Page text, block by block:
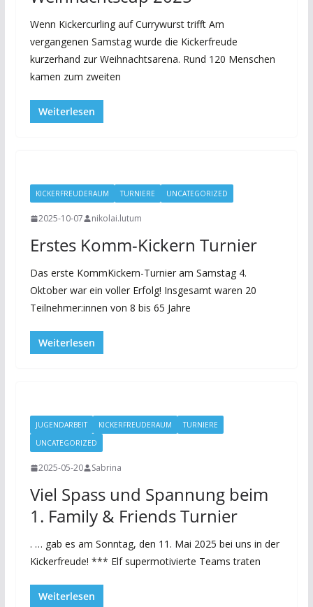
Wenn Kickercurling auf Currywurst trifft Am
vergangenen Samstag wurde die Kickerfreude
kurzerhand zur Weihnachtsarena. Rund 120 Menschen
kamen zum zweiten
Weiterlesen
KICKERFREUDERAUM TURNIERE UNCATEGORIZED
2025-10-07 nikolai.lutum
Erstes Komm-Kickern Turnier
Das erste KommKickern-Turnier am Samstag 4.
Oktober war ein voller Erfolg! Insgesamt waren 20
Teilnehmer:innen von 8 bis 65 Jahre
Weiterlesen
JUGENDARBEIT KICKERFREUDERAUM
TURNIERE
UNCATEGORIZED
2025-05-20 Sabrina
Viel Spass und Spannung beim
1. Family & Friends Turnier
. … gab es am Sonntag, den 11. Mai 2025 bei uns in der
Kickerfreude! *** Elf supermotivierte Teams traten
Weiterlesen